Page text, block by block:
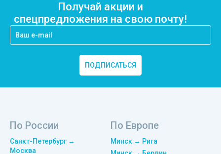
Получай акции и
спецпредложения на свою почту!
ПОДПИСАТЬСЯ
По России
Санкт-Петербург →
Москва
По Европе
Минск → Рига